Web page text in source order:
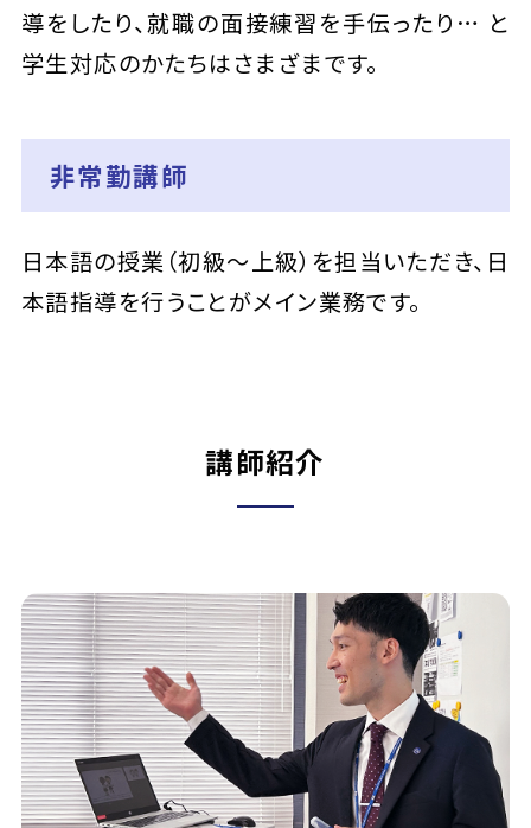
導をしたり、就職の面接練習を手伝ったり… と
学生対応のかたちはさまざまです。
非常勤講師
日本語の授業（初級～上級）を担当いただき、日
本語指導を行うことがメイン業務です。
講師紹介